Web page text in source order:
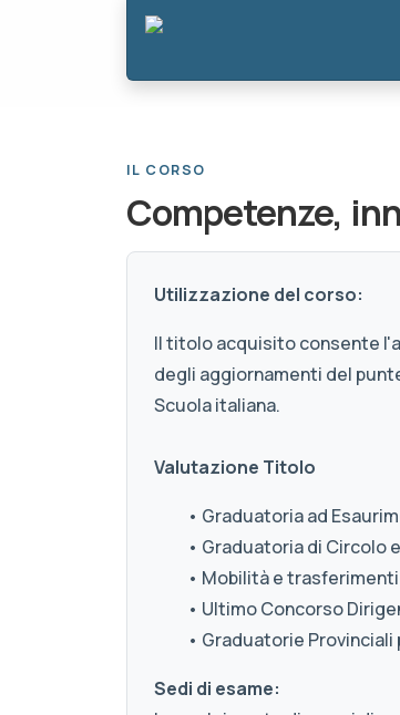
IL CORSO
Competenze,
Utilizzazione del corso:
Il titolo acquisito consente
degli aggiornamenti del
Scuola italiana.
Valutazione Titolo
• Graduatoria ad
• Graduatoria di Circolo
• Mobilità e
• Ultimo Concorso
• Graduatorie Provinciali
Sedi di esame: